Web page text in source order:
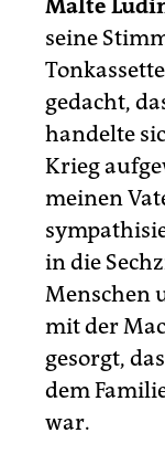
Malte
seine
gedacht,
handelte
Krieg
meinen
in die
Menschen
mit der
gesorgt,
dem
war.